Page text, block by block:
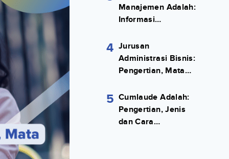
Manajemen Adalah:
Informasi
4 Jurusan
Administrasi Bisnis:
Pengertian, Mata
Kerja Lengkap
5 Cumlaude Adalah:
Pengertian, Jenis
dan Cara